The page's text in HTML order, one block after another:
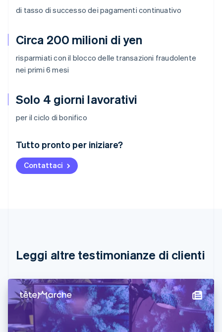
di tasso di successo dei pagamenti continuativo
Circa 200 milioni di yen
risparmiati con il blocco delle transazioni fraudolente
nei primi 6 mesi
Solo 4 giorni lavorativi
per il ciclo di bonifico
Tutto pronto per iniziare?
Contattaci
Leggi altre testimonianze di clienti
Australia
English
Austria
DeutschEnglish
English Français
Cina continentale
Cipro
English
Croazia
English Italiano
Danimarca
English